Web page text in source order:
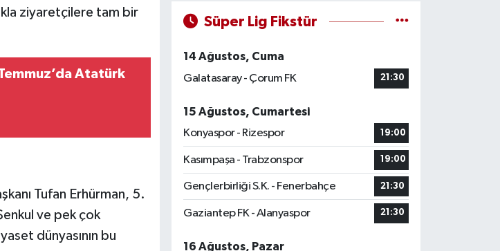
ziyaretçilere tam bir
Atatürk
Tufan Erhürman, 5.
ve pek çok
dünyasının bu
Süper Lig Fikstür
14 Ağustos, Cuma
Galatasaray - Çorum FK
21:30
15 Ağustos, Cumartesi
Konyaspor - Rizespor
19:00
Kasımpaşa - Trabzonspor 19:00
Gençlerbirliği S.K. - Fenerbahçe 21:30
Gaziantep FK - Alanyaspor 21:30
16 Ağustos, Pazar